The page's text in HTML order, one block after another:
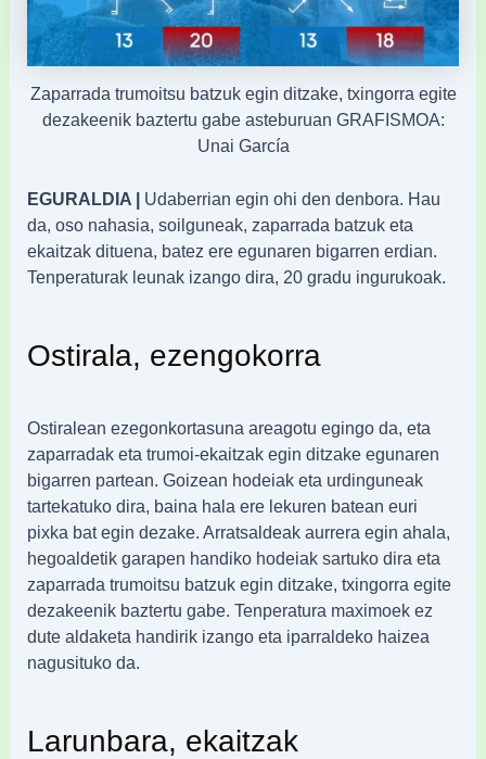
Zaparrada trumoitsu batzuk egin ditzake, txingorra egite
dezakeenik baztertu gabe asteburuan GRAFISMOA:
Unai García
EGURALDIA | Udaberrian egin ohi den denbora. Hau
da, oso nahasia, soilguneak, zaparrada batzuk eta
ekaitzak dituena, batez ere egunaren bigarren erdian.
Tenperaturak leunak izango dira, 20 gradu ingurukoak.
Ostirala, ezengokorra
Ostiralean ezegonkortasuna areagotu egingo da, eta
zaparradak eta trumoi-ekaitzak egin ditzake egunaren
bigarren partean. Goizean hodeiak eta urdinguneak
tartekatuko dira, baina hala ere lekuren batean euri
pixka bat egin dezake. Arratsaldeak aurrera egin ahala,
hegoaldetik garapen handiko hodeiak sartuko dira eta
zaparrada trumoitsu batzuk egin ditzake, txingorra egite
dezakeenik baztertu gabe. Tenperatura maximoek ez
dute aldaketa handirik izango eta iparraldeko haizea
nagusituko da.
Larunbara, ekaitzak